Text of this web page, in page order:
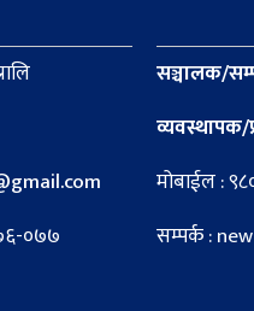
०७७
सञ्चालक/
व्यवस्थापक/
मोबाईल :
सम्पर्क :